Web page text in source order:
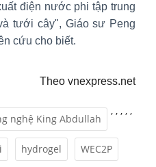
điện nước phi tập trung
tưới cây", Giáo sư Peng
cứu cho biết.
Theo vnexpress.net
nghệ King Abdullah
, , ,
hydrogel
,
WEC2P
,